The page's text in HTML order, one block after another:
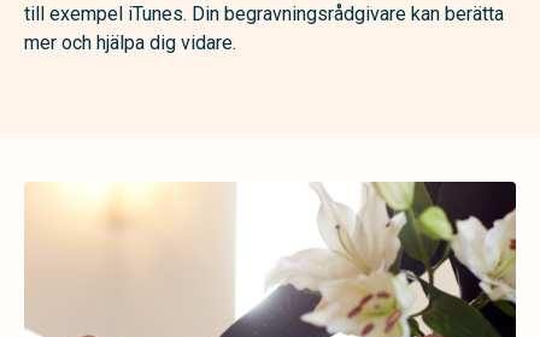
till exempel iTunes. Din begravningsrådgivare kan berätta
mer och hjälpa dig vidare.